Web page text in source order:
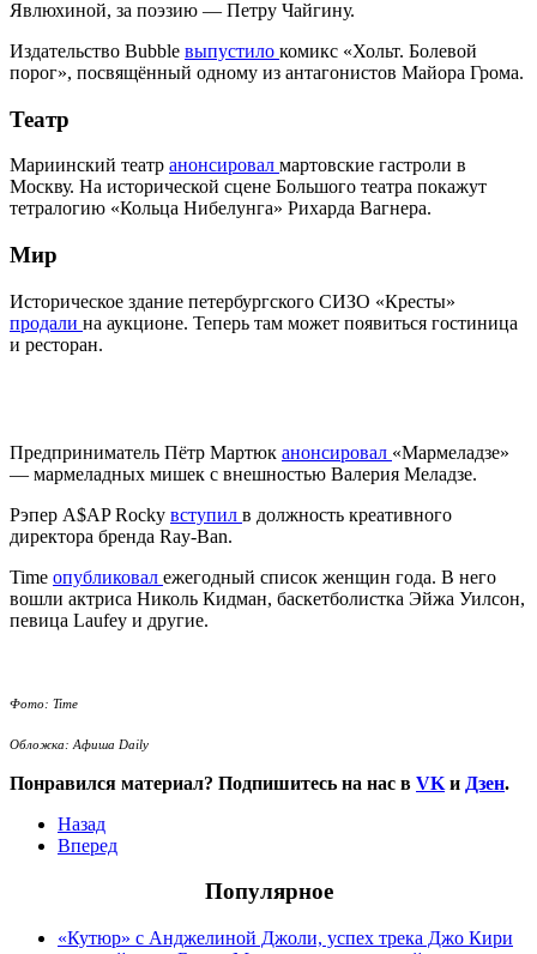
Явлюхиной, за поэзию — Петру Чайгину.
Издательство Bubble выпустило комикс «Хольт. Болевой
порог», посвящённый одному из антагонистов Майора Грома.
Театр
Мариинский театр анонсировал мартовские гастроли в
Москву. На исторической сцене Большого театра покажут
тетралогию «Кольца Нибелунга» Рихарда Вагнера.
Мир
Историческое здание петербургского СИЗО «Кресты»
продали на аукционе. Теперь там может появиться гостиница
и ресторан.
Предприниматель Пётр Мартюк анонсировал «Мармеладзе»
— мармеладных мишек с внешностью Валерия Меладзе.
Рэпер A$AP Rocky вступил в должность креативного
директора бренда Ray-Ban.
Time опубликовал ежегодный список женщин года. В него
вошли актриса Николь Кидман, баскетболистка Эйжа Уилсон,
певица Laufey и другие.
Фото: Time
Обложка: Афиша Daily
Понравился материал? Подпишитесь на нас в VK и Дзен.
Назад
Вперед
Популярное
«Кутюр» с Анджелиной Джоли, успех трека Джо Кири